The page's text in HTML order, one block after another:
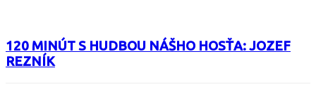
120 MINÚT S HUDBOU NÁŠHO HOSŤA: JOZEF
REZNÍK